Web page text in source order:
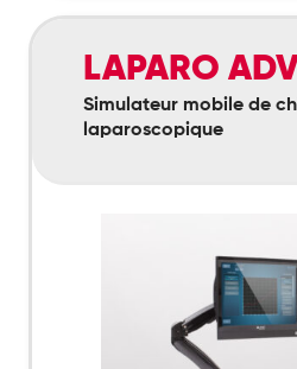
Laparo
AdvanceLAPARO
Simulateur mobile de
laparoscopique